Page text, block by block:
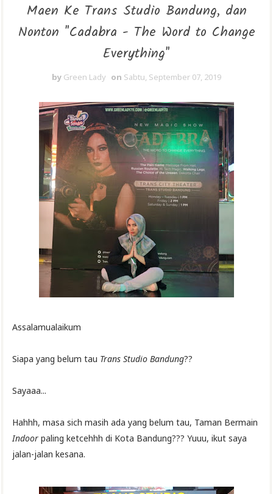
Maen Ke Trans Studio Bandung, dan
Nonton "Cadabra - The Word to Change
Everything"
by Green Lady on Sabtu, September 07, 2019
Assalamualaikum
Siapa yang belum tau Trans Studio Bandung??
Sayaaa...
Hahhh, masa sich masih ada yang belum tau, Taman Bermain
Indoor paling ketcehhh di Kota Bandung??? Yuuu, ikut saya
jalan-jalan kesana.